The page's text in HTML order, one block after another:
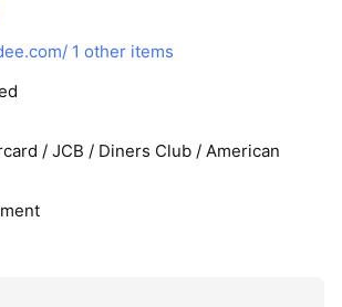
1 other items
/ JCB / Diners Club / American